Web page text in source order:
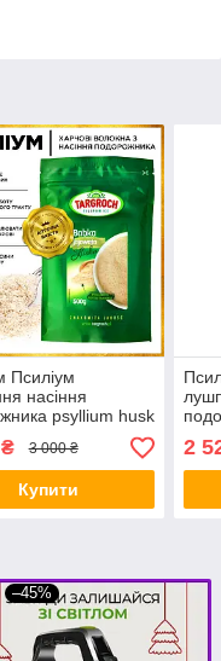
Псиліум
насіння
psyllium husk
3 000 ₴
Купити
2
–45%